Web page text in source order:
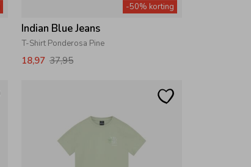
-50% korting
Indian Blue Jeans
T-Shirt Ponderosa Pine
18,97 37,95